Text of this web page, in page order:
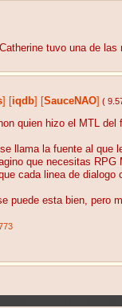
tuvo una de
] [iqdb] [SauceNAO] (
quien hizo el MTL del
llama la fuente al que
que necesitas
cada linea de
puede esta bien, pero